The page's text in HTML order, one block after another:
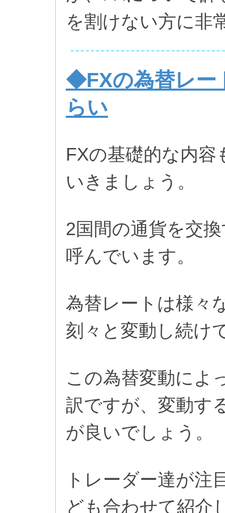
を割けない方に非
◆FXの為替レー
らい
FXの基礎的な内
いきましょう。
2国間の通貨を交
呼んでいます。
為替レートは様々
刻々と変動し続け
この為替変動によ
訳ですが、変動す
が良いでしょう。
トレーダー達が注
ども合わせて紹介